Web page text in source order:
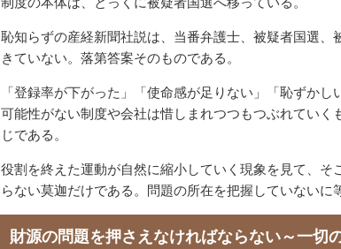
恥知らずの産経新聞社説は、当番弁護士、被疑者国選
きていない。落第答案そのものである。
「登録率が下がった」「使命感が足りない」「恥ずか
可能性がない制度や会社は惜しまれつつもつぶれていく
じである。
役割を終えた運動が自然に縮小していく現象を見て、
らない莫迦だけである。問題の所在を把握していないに
財源の問題を押さえなければならない～一切